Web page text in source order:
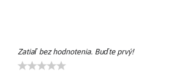
Zatiaľ bez hodnotenia. Buďte prvý!